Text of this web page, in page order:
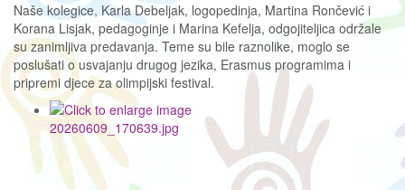
Naše kolegice, Karla Debeljak, logopedinja, Martina Rončević i
Korana Lisjak, pedagoginje i Marina Kefelja, odgojiteljica održale
su zanimljiva predavanja. Teme su bile raznolike, moglo se
poslušati o usvajanju drugog jezika, Erasmus programima i
pripremi djece za olimpijski festival.